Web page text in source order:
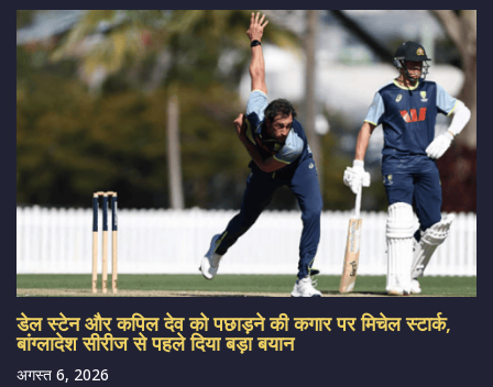
डेल स्टेन और कपिल देव को पछाड़ने की कगार पर मिचेल स्टार्क,
बांग्लादेश सीरीज से पहले दिया बड़ा बयान
अगस्त 6, 2026